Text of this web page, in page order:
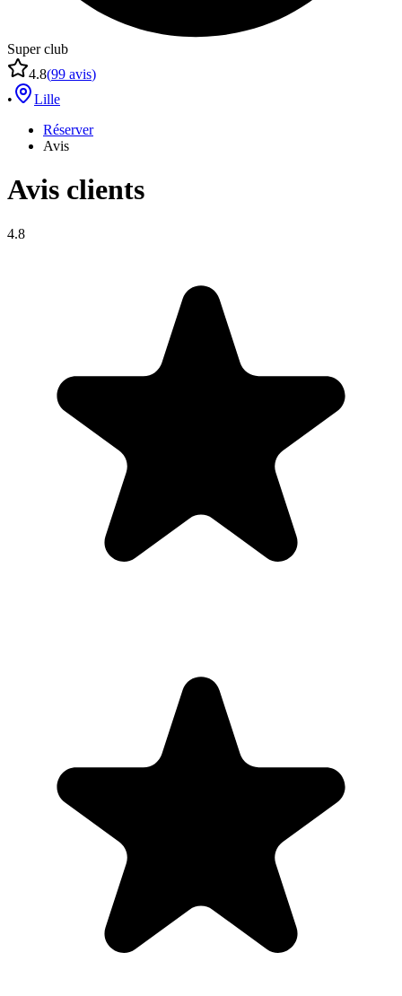
Super club
4.8(99 avis)
•
Lille
Réserver
Avis
Avis clients
4.8